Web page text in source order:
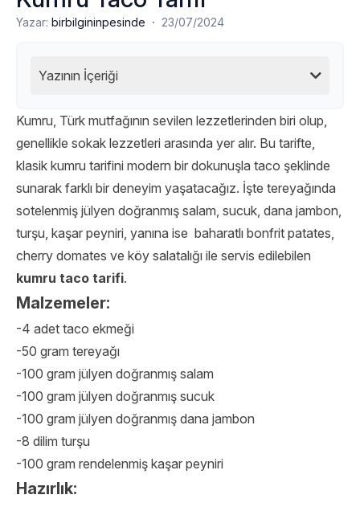
Yazar: birbilgininpesinde · 23/07/2024
Yazının İçeriği
Kumru, Türk mutfağının sevilen lezzetlerinden biri olup,
genellikle sokak lezzetleri arasında yer alır. Bu tarifte,
klasik kumru tarifini modern bir dokunuşla taco şeklinde
sunarak farklı bir deneyim yaşatacağız. İşte tereyağında
sotelenmiş jülyen doğranmış salam, sucuk, dana jambon,
turşu, kaşar peyniri, yanına ise baharatlı bonfrit patates,
cherry domates ve köy salatalığı ile servis edilebilen
kumru taco tarifi.
Malzemeler:
-4 adet taco ekmeği
-50 gram tereyağı
-100 gram jülyen doğranmış salam
-100 gram jülyen doğranmış sucuk
-100 gram jülyen doğranmış dana jambon
-8 dilim turşu
-100 gram rendelenmiş kaşar peyniri
Hazırlık: